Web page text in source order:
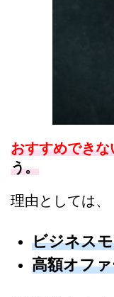
おすすめできな
う。
理由としては、
ビジネス
高額オフ